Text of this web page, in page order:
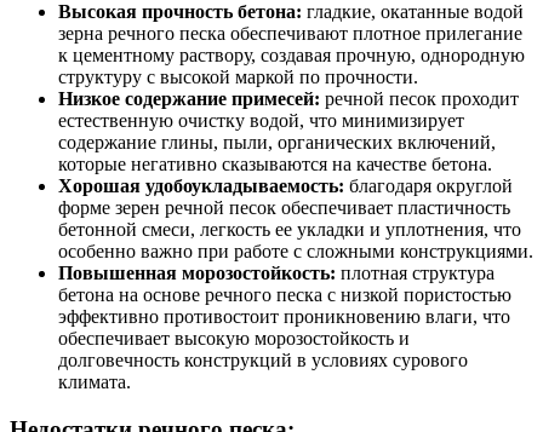
Высокая прочность бетона: гладкие, окатанные водой
зерна речного песка обеспечивают плотное прилегание
к цементному раствору, создавая прочную, однородную
структуру с высокой маркой по прочности.
Низкое содержание примесей: речной песок проходит
естественную очистку водой, что минимизирует
содержание глины, пыли, органических включений,
которые негативно сказываются на качестве бетона.
Хорошая удобоукладываемость: благодаря округлой
форме зерен речной песок обеспечивает пластичность
бетонной смеси, легкость ее укладки и уплотнения, что
особенно важно при работе с сложными конструкциями.
Повышенная морозостойкость: плотная структура
бетона на основе речного песка с низкой пористостью
эффективно противостоит проникновению влаги, что
обеспечивает высокую морозостойкость и
долговечность конструкций в условиях сурового
климата.